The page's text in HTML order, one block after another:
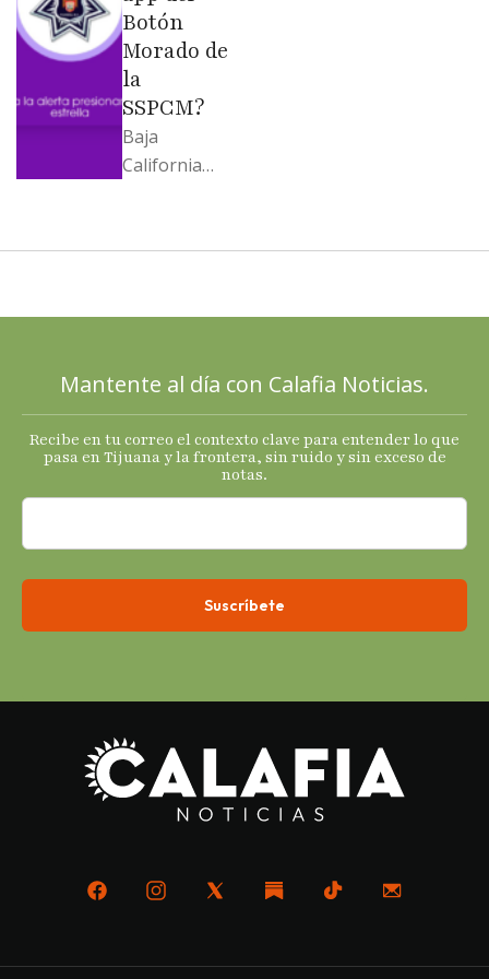
Botón
Morado de
la
SSPCM?
Baja
California
2025 con
termómetro
s
económicos.
Mantente al día con Calafia Noticias.
Recibe en tu correo el contexto clave para entender lo que
pasa en Tijuana y la frontera, sin ruido y sin exceso de
notas.